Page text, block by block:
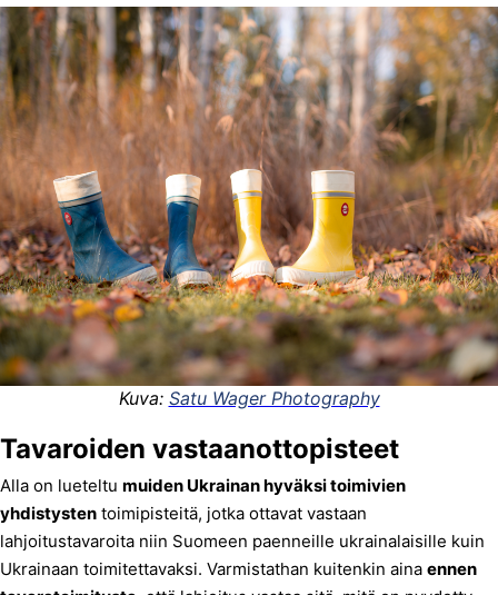
Kuva: Satu Wager Photography
Tavaroiden vastaanottopisteet
Alla on lueteltu muiden Ukrainan hyväksi toimivien
yhdistysten toimipisteitä, jotka ottavat vastaan
lahjoitustavaroita niin Suomeen paenneille ukrainalaisille kuin
Ukrainaan toimitettavaksi. Varmistathan kuitenkin aina ennen